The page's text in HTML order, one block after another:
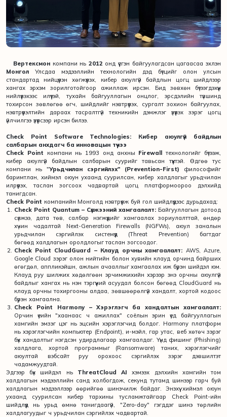
Вертексмон компани нь 2012 онд үүсгэн байгуулагдсан цагаасаа эхлэн
Монгол Улсдаа мэдээллийн технологийн дэд бүтцийг олон улсын
стандартад нийцүүлэн хөгжүүлэх, кибер аюулгүй байдлын цогц шийдлээр
хангах эрхэм зорилготойгоор ажиллаж ирсэн. Бид зөвхөн бүтээгдэхүүн
нийлүүлэхээс илүүтэй, тухайн байгууллагын онцлог, эрсдэлийн түвшинд
тохирсон зөвлөгөө өгч, шийдлийг нэвтрүүлэх, сургалт зохион байгуулах,
нэвтрүүлэлтийн дараах тасралтгүй техникийн дэмжлэг үзүүлэх зэрэг цогц
үйлчилгээ үзүүлсээр ирсэн билээ.
Check Point Software Technologies: Кибер аюулгүй байдлын
салбарын анхдагч ба инновацын түүчээ
Check Point компани нь 1993 онд анхны Firewallтехнологийг бүтээж,
кибер аюулгүй байдлын салбарын суурийг тавьсан түүхтэй. Өдгөө тус
компани нь "Урьдчилан сэргийлэх" (Prevention-First) философийг
баримтлан, хиймэл оюун ухаанд суурилсан, кибер халдлагыг урьдчилан
илрүүлэх, таслан зогсоох чадвартай цогц платформоороо дэлхийд
танигдсан.
Check Point компанийн Монголд нэвтрүүлж буй гол шийдлүүдээс дурьдахад:
Check Point Quantum – Сүлжээний хамгаалалт: Байгууллагын дотоод
сүлжээ, дата төв, салбар нэгжүүдийг хамгаалах зориулалттай, өндөр
хүчин чадалтай Next-Generation Firewalls (NGFWs), аюул заналын
урьдчилан сэргийлэх системүүд (Threat Prevention) багтдаг
бөгөөд халдлагын оролдлогыг таслан зогсоодог.
Check Point CloudGuard – Клауд орчны хамгаалалт: AWS, Azure,
Google Cloud зэрэг олон нийтийн болон хувийн клауд орчинд байрших
өгөгдөл, аппликэйшн, ажлын ачааллыг хамгаалах иж бүрэн шийдэл юм.
Клауд руу шилжих хөдөлгөөн эрчимжихийн хэрээр энэ орчны аюулгүй
байдлыг хангах нь нэн тэргүүний асуудал болсон бөгөөд CloudGuard нь
клауд орчны тохиргооны алдаа, зөвшөөрөлгүй хандалт, хортой кодоос
бүрэн хамгаална.
Check Point Harmony – Хэрэглэгч ба хандалтын хамгаалалт:
Орчин үеийн "хаанаас ч ажиллах" соёлын эрин үед байгууллагын
хамгийн эмзэг цэг нь эцсийн хэрэглэгчид болдог. Harmony платформ
нь хэрэглэгчийн компьютер (Endpoint), и-мэйл, гар утас, веб хөтөч зэрэг
бүх хандалтыг нэгдсэн удирдлагаар хамгаалдаг. Үүнд фишинг (Phishing)
халдлага, хортой программыг (Ransomware) таних, хэрэглэгчийг
аюултай вэбсайт руу орохоос сэргийлэх зэрэг дэвшилтэт
чадамжуудтай.
Эдгээр бүх шийдэл нь ThreatCloud AI хэмээх дэлхийн хамгийн том
халдлагын мэдээллийн санд холбогдож, секунд тутамд шинээр гарч буй
халдлагын мэдээллээр өөрийгөө шинэчилж байдаг. Энэхүү хиймэл оюун
ухаанд суурилсан кибер тархины тусламжтайгаар Check Point-ийн
шийдлүүд нь урьд өмнө танигдаагүй, "Zero-day" гэгддэг шинэ төрлийн
халдлагуудыг ч урьдчилан сэргийлэх чадвартай.